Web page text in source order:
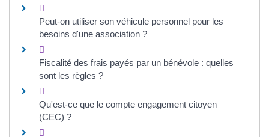
Peut-on utiliser son véhicule personnel pour les
besoins d'une association ?
Fiscalité des frais payés par un bénévole : quelles
sont les règles ?
Qu'est-ce que le compte engagement citoyen
(CEC) ?